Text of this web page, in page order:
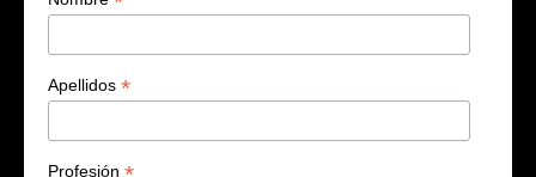
Dirección de correo electrónico*
Nombre*